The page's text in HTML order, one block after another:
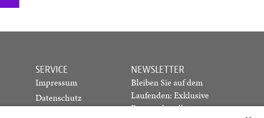
SERVICE
Impressum
Datenschutz
NEWSLETTER
Bleiben Sie auf dem
Laufenden: Exklusive
Essays, aktuelle